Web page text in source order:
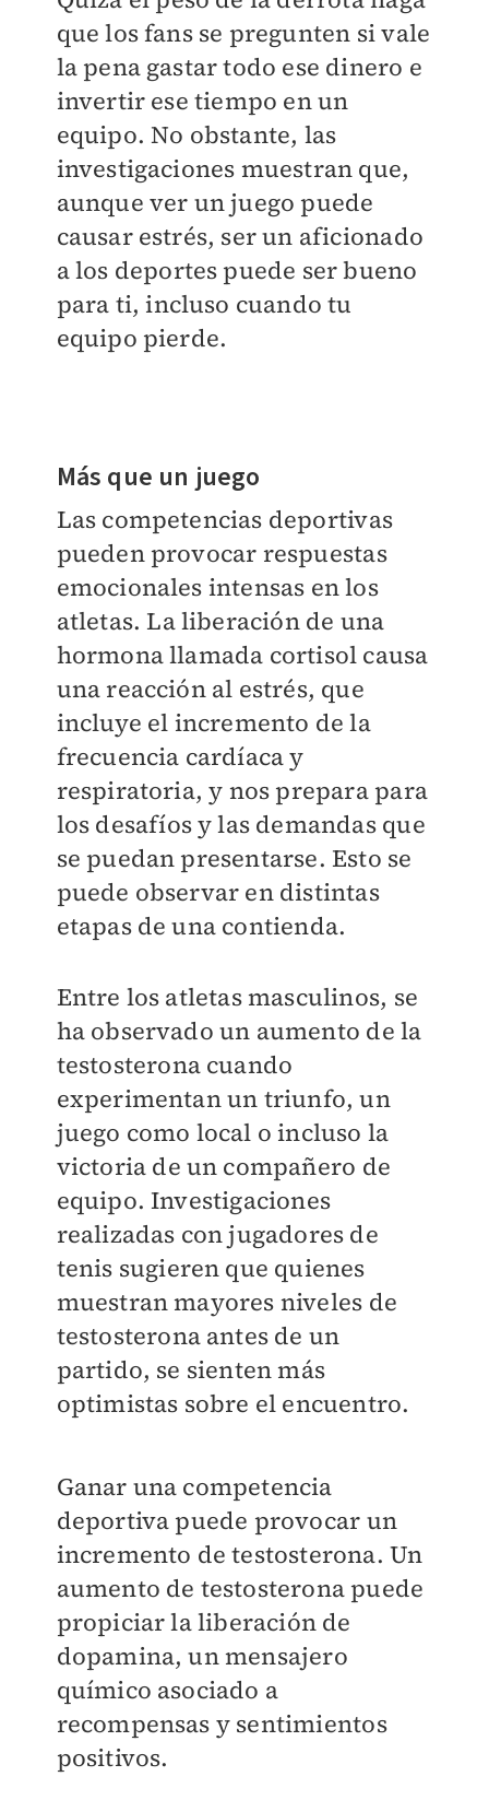
que los fans se pregunten si vale
la pena gastar todo ese dinero e
invertir ese tiempo en un
equipo. No obstante, las
investigaciones muestran que,
aunque ver un juego puede
causar estrés, ser un aficionado
a los deportes puede ser bueno
para ti, incluso cuando tu
equipo pierde.
Más que un juego
Las competencias deportivas
pueden provocar respuestas
emocionales intensas en los
atletas. La liberación de una
hormona llamada cortisol causa
una reacción al estrés, que
incluye el incremento de la
frecuencia cardíaca y
respiratoria, y nos prepara para
los desafíos y las demandas que
se puedan presentarse. Esto se
puede observar en distintas
etapas de una contienda.
Entre los atletas masculinos, se
ha observado un aumento de la
testosterona cuando
experimentan un triunfo, un
juego como local o incluso la
victoria de un compañero de
equipo. Investigaciones
realizadas con jugadores de
tenis sugieren que quienes
muestran mayores niveles de
testosterona antes de un
partido, se sienten más
optimistas sobre el encuentro.
Ganar una competencia
deportiva puede provocar un
incremento de testosterona. Un
aumento de testosterona puede
propiciar la liberación de
dopamina, un mensajero
químico asociado a
recompensas y sentimientos
positivos.